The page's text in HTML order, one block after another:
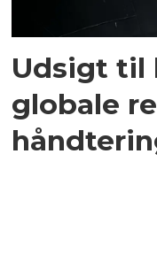
Udsigt til
globale